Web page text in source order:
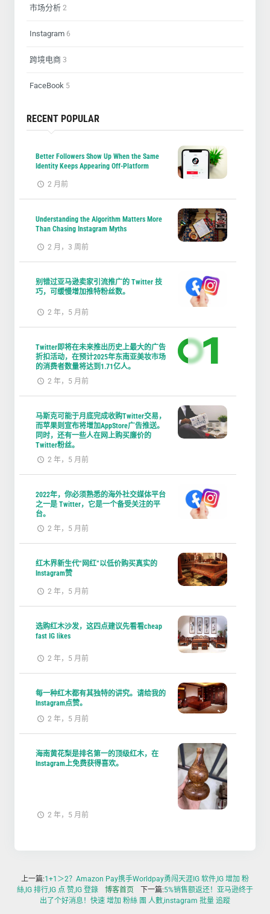
市场分析 2
Instagram 6
跨境电商 3
FaceBook 5
RECENT POPULAR
Better Followers Show Up When the Same
Identity Keeps Appearing Off-Platform
2 月前
Understanding the Algorithm Matters More
Than Chasing Instagram Myths
2 月，3 周前
别错过亚马逊卖家引流推广的 Twitter 技
巧，可缓慢增加推特粉丝数。
2 年，5 月前
Twitter即将在未来推出历史上最大的广告
折扣活动，在预计2025年东南亚美妆市场
的消费者数量将达到1.71亿人。
2 年，5 月前
马斯克可能于月底完成收购Twitter交易，
而苹果则宣布将增加AppStore广告推送。
同时，还有一些人在网上购买廉价的
Twitter粉丝。
2 年，5 月前
2022年，你必须熟悉的海外社交媒体平台
之一是 Twitter，它是一个备受关注的平
台。
2 年，5 月前
红木界新生代“网红”以低价购买真实的
Instagram赞
2 年，5 月前
选购红木沙发，这四点建议先看看cheap
fast IG likes
2 年，5 月前
每一种红木都有其独特的讲究。请给我的
Instagram点赞。
2 年，5 月前
海南黄花梨是排名第一的顶级红木，在
Instagram上免费获得喜欢。
2 年，5 月前
上一篇:1+1＞2？Amazon Pay携手Worldpay勇闯天涯IG 软件,IG 增加 粉
絲,IG 排行,IG 点 赞,IG 登錄
博客首页 下一篇:5%销售额返还！亚马逊终于
出了个好消息！快速 增加 粉絲 團 人數,instagram 批量 追蹤